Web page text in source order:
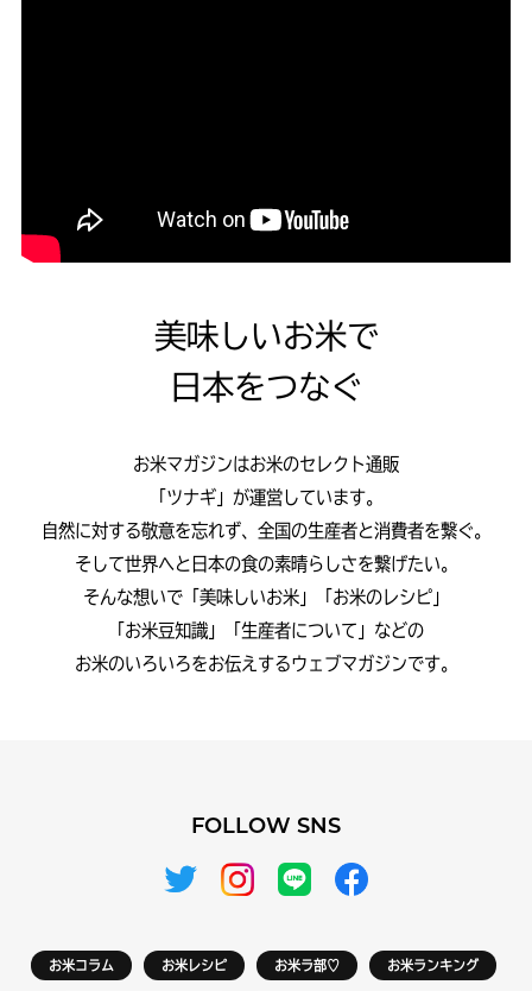
美味しいお米で
日本をつなぐ
お米マガジンはお米のセレクト通販
「ツナギ」が運営しています。
自然に対する敬意を忘れず、全国の生産者と消費者を繋ぐ。
そして世界へと日本の食の素晴らしさを繋げたい。
そんな想いで「美味しいお米」「お米のレシピ」
「お米豆知識」「生産者について」などの
お米のいろいろをお伝えするウェブマガジンです。
FOLLOW SNS
お米コラム お米レシピ お米ラ部♡ お米ランキング